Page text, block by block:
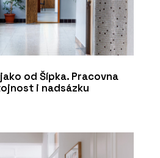
od Šípka. Pracovna
i nadsázku